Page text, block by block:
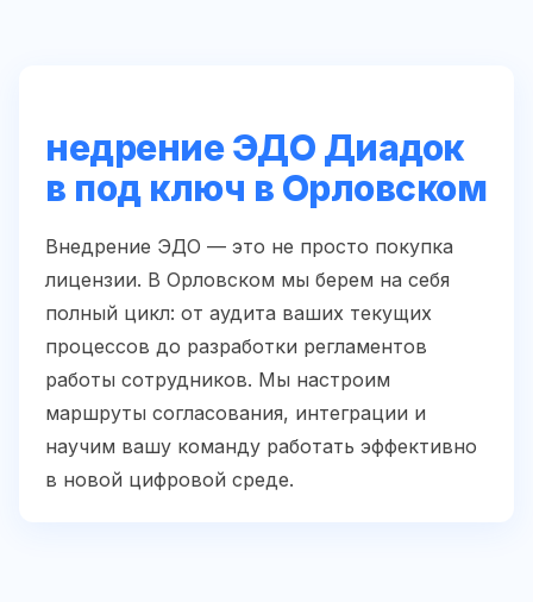
недрение ЭДО Диадок
в под ключ в Орловском
Внедрение ЭДО — это не просто покупка
лицензии. В Орловском мы берем на себя
полный цикл: от аудита ваших текущих
процессов до разработки регламентов
работы сотрудников. Мы настроим
маршруты согласования, интеграции и
научим вашу команду работать эффективно
в новой цифровой среде.